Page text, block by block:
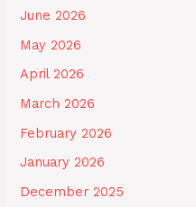
June 2026
May 2026
April 2026
March 2026
February 2026
January 2026
December 2025